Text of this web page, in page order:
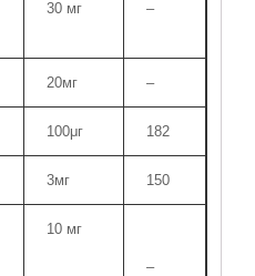
30 мг –
20мг –
100μг 182
3мг 150
10 мг
–